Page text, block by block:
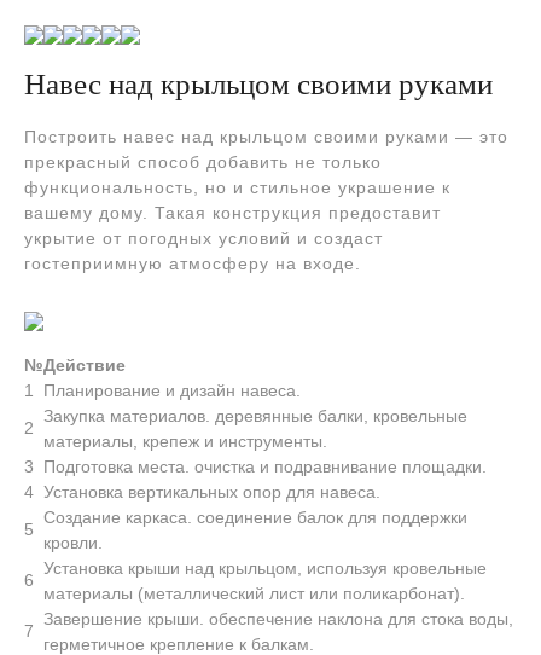
Навес над крыльцом своими руками
Построить навес над крыльцом своими руками — это
прекрасный способ добавить не только
функциональность, но и стильное украшение к
вашему дому. Такая конструкция предоставит
укрытие от погодных условий и создаст
гостеприимную атмосферу на входе.
№Действие
1
Планирование и дизайн навеса.
2
Закупка материалов. деревянные балки, кровельные
материалы, крепеж и инструменты.
3
Подготовка места. очистка и подравнивание площадки.
4 Установка вертикальных опор для навеса.
5
Создание каркаса. соединение балок для поддержки
кровли.
6
Установка крыши над крыльцом, используя кровельные
материалы (металлический лист или поликарбонат).
7
Завершение крыши. обеспечение наклона для стока воды,
герметичное крепление к балкам.